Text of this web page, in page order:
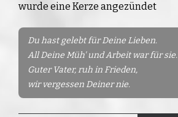
wurde eine Kerze angezündet
Du hast gelebt für Deine Lieben.
All Deine Müh' und Arbeit war für sie.
Guter Vater, ruh in Frieden,
wir vergessen Deiner nie.